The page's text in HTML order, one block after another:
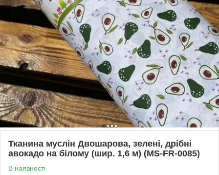
Тканина муслін Двошарова, зелені, дрібні
авокадо на білому (шир. 1,6 м) (MS-FR-0085)
В наявності